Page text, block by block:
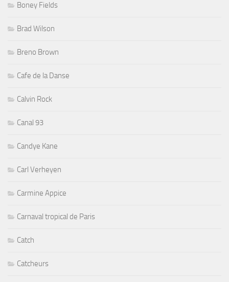
Boney Fields
Brad Wilson
Breno Brown
Cafe de la Danse
Calvin Rock
Canal 93
Candye Kane
Carl Verheyen
Carmine Appice
Carnaval tropical de Paris
Catch
Catcheurs